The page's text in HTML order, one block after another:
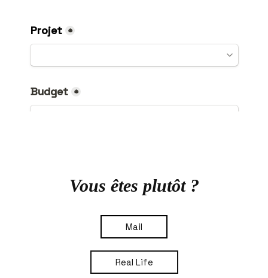
Vous êtes plutôt ?
Mail
Real Life